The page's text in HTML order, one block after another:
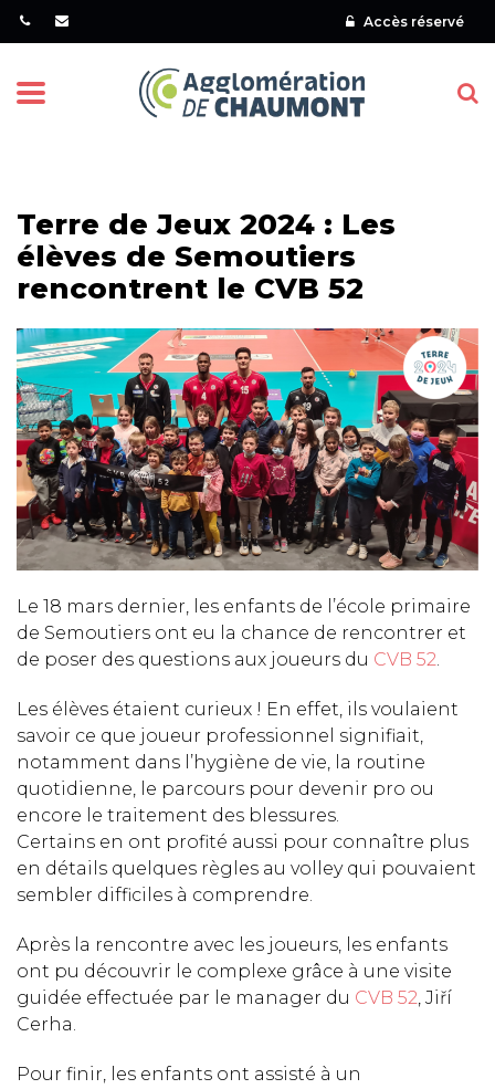
Accès réservé
Menu
Terre de Jeux 2024 : Les
élèves de Semoutiers
rencontrent le CVB 52
Le 18 mars dernier, les enfants de l’école primaire
de Semoutiers ont eu la chance de rencontrer et
de poser des questions aux joueurs du CVB 52.
Les élèves étaient curieux ! En effet, ils voulaient
savoir ce que joueur professionnel signifiait,
notamment dans l’hygiène de vie, la routine
quotidienne, le parcours pour devenir pro ou
encore le traitement des blessures.
Certains en ont profité aussi pour connaître plus
en détails quelques règles au volley qui pouvaient
sembler difficiles à comprendre.
Après la rencontre avec les joueurs, les enfants
ont pu découvrir le complexe grâce à une visite
guidée effectuée par le manager du CVB 52, Jiří
Cerha.
Pour finir, les enfants ont assisté à un